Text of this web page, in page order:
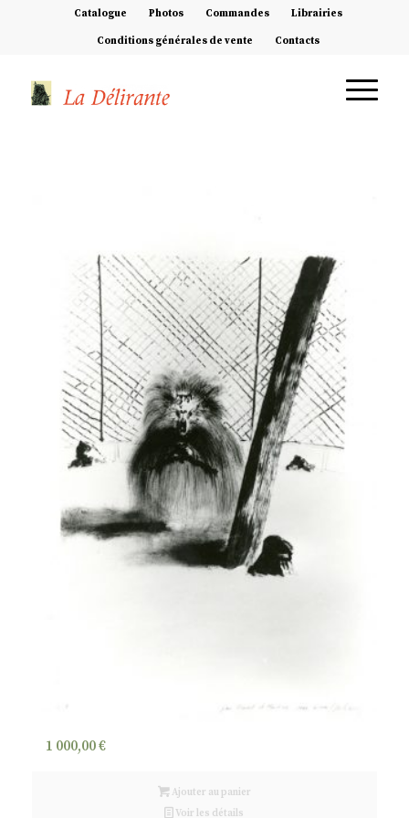
Catalogue Photos Commandes Librairies
Conditions générales de vente Contacts
1 000,00€
Ajouter au panier
Voir les détails